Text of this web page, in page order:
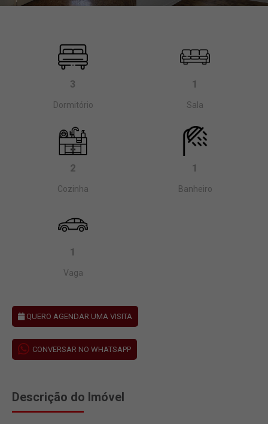
3
Dormitório
1
Sala
2
Cozinha
1
Banheiro
1
Vaga
QUERO AGENDAR UMA VISITA
CONVERSAR NO WHATSAPP
Descrição do Imóvel